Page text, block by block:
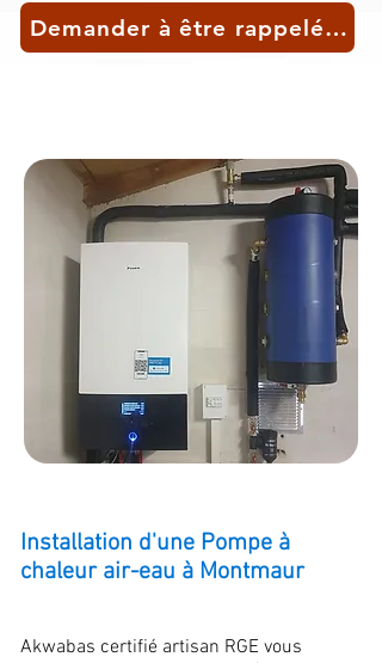
Demander à être rappelé(e) pour un conseil
Installation d'une Pompe à
chaleur air-eau à Montmaur
Akwabas certifié artisan RGE vous